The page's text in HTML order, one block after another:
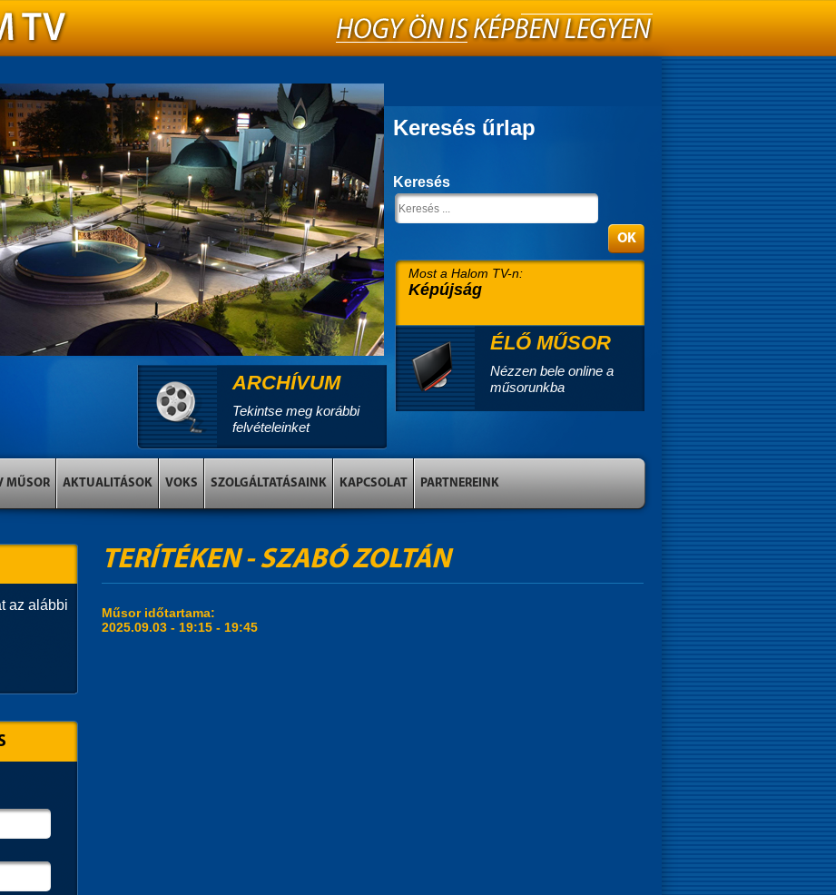
Keresés űrlap
Keresés
Most a Halom TV-n:
Képújság
ÉLŐ MŰSOR
Nézzen bele online a
műsorunkba
ARCHÍVUM
Tekintse meg korábbi
felvételeinket
MŰSOR AKTUALITÁSOK VOKS SZOLGÁLTATÁSAINK KAPCSOLAT PARTNEREINK
TERÍTÉKEN - SZABÓ ZOLTÁN
Műsor időtartama:
2025.09.03 - 19:15 - 19:45
az alábbi